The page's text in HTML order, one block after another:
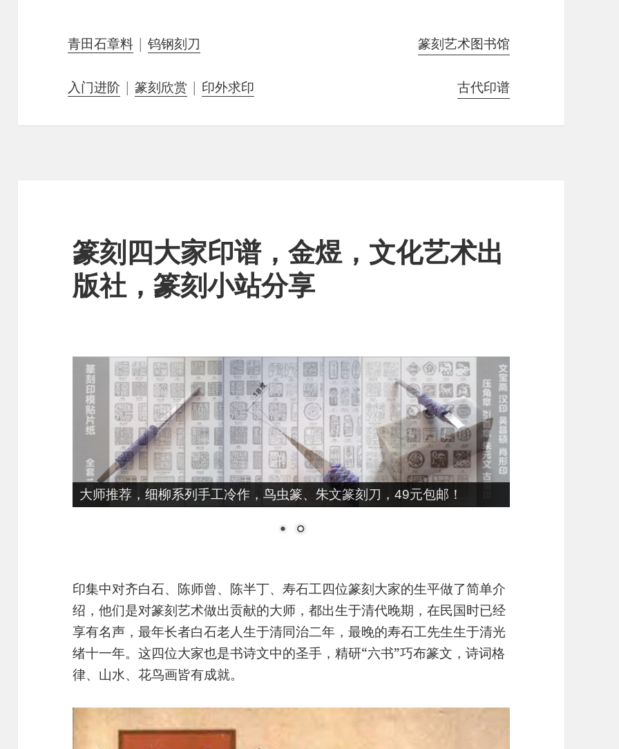
青田石章料 |钨钢刻刀 篆刻艺术图书馆
入门进阶 |篆刻欣赏 | 印外求印 古代印谱
篆刻四大家印谱，金煜，文化艺术出
版社，篆刻小站分享
大师推荐，细柳系列手工冷作，鸟虫篆、朱文篆刻刀，49元包邮！
印集中对齐白石、陈师曾、陈半丁、寿石工四位篆刻大家的生平做了简单介
绍，他们是对篆刻艺术做出贡献的大师，都出生于清代晚期，在民国时已经
享有名声，最年长者白石老人生于清同治二年，最晚的寿石工先生生于清光
绪十一年。这四位大家也是书诗文中的圣手，精研“六书”巧布篆文，诗词格
律、山水、花鸟画皆有成就。